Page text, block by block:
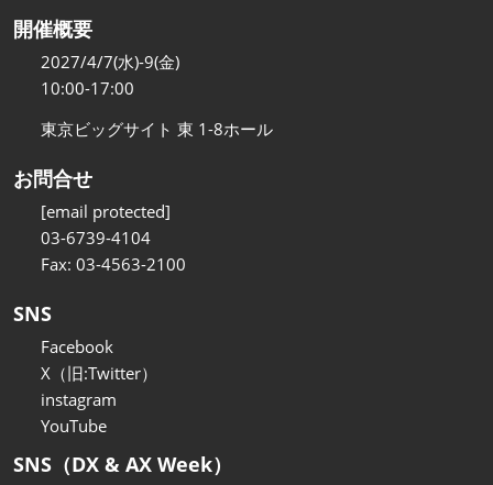
開催概要
2027/4/7(水)-9(金)
10:00-17:00
東京ビッグサイト 東 1-8ホール
お問合せ
[email protected]
03-6739-4104
Fax: 03-4563-2100
SNS
Facebook
X（旧:Twitter）
instagram
YouTube
SNS（DX & AX Week）